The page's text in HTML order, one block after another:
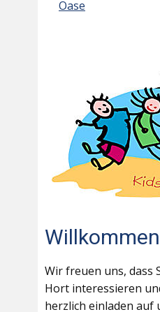
Oase
Willkommen
Wir freuen uns, dass
Hort interessieren
herzlich einladen auf